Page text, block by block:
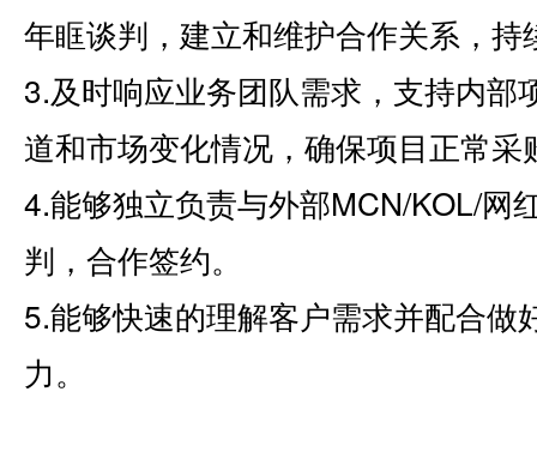
年眶谈判，建立和维护合作关系，
3.及时响应业务团队需求，支持内部
道和市场变化情况，确保项目正常采
4.能够独立负责与外部MCN/KOL/网
判，合作签约。
5.能够快速的理解客户需求并配合做
力。